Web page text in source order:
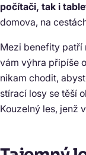
počítači, tak i
domova, na
Mezi benefity patří
vám výhra připíše
nikam chodit,
stírací losy se těší
Kouzelný les, jenž